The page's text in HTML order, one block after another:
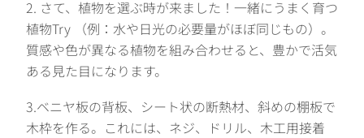
2. さて、植物を選ぶ時が来ました！一緒にうまく育つ
植物Try （例：水や日光の必要量がほぼ同じもの）。
質感や色が異なる植物を組み合わせると、豊かで活気
ある見た目になります。
3.ベニヤ板の背板、シート状の断熱材、斜めの棚板で
木枠を作る。これには、ネジ、ドリル、木工用接着